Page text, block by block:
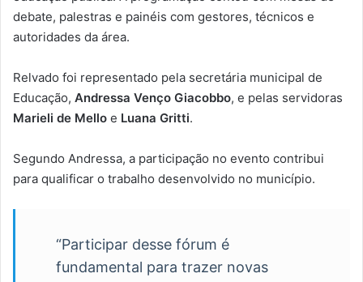
debate, palestras e painéis com gestores, técnicos e
autoridades da área.
Relvado foi representado pela secretária municipal de
Educação, Andressa Venço Giacobbo, e pelas servidoras
Marieli de Mello e Luana Gritti.
Segundo Andressa, a participação no evento contribui
para qualificar o trabalho desenvolvido no município.
“Participar desse fórum é
fundamental para trazer novas